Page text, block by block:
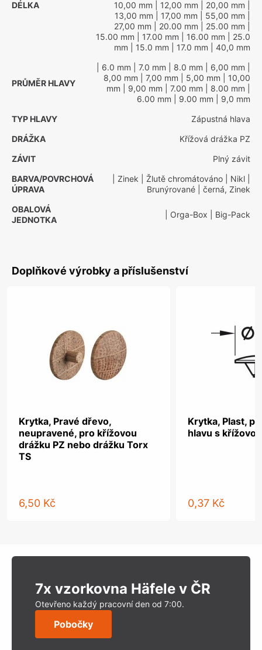
DÉLKA
10,00 mm | 12,00 mm | 20,00 mm
13,00 mm | 17,00 mm | 55,00 mm
27,00 mm | 20.00 mm | 25.00 mm
15.00 mm | 17.00 mm | 16.00 mm | 25.0
mm | 15.0 mm | 17.0 mm | 40,0 mm
PRŮMĚR HLAVY
| 6.0 mm | 7.0 mm | 8.0 mm | 6,00 mm
8,00 mm | 7,00 mm | 5,00 mm | 10,00
mm | 9,00 mm | 7.00 mm | 8.00 mm
6.00 mm | 9.00 mm | 9,0 mm
TYP HLAVY
Zápustná hlava
DRÁŽKA
Křížová drážka PZ
ZÁVIT
Plný závit
BARVA/POVRCHOVÁ
ÚPRAVA
| Zinek | Žlutě chromátováno | Nikl
Brunýrované | černá, Zinek
OBALOVÁ
JEDNOTKA
| Orga-Box | Big-Pack
Doplňkové výrobky a příslušenství
Krytka, Pravé dřevo,
neupravené, pro křížovou
drážku PZ nebo drážku Torx
TS
6,50 Kč
Krytka, Plast,
hlavu s
0,37 Kč
7x vzorkovna Häfele v ČR
Otevřeno každý pracovní den od 7:00.
Pobočky